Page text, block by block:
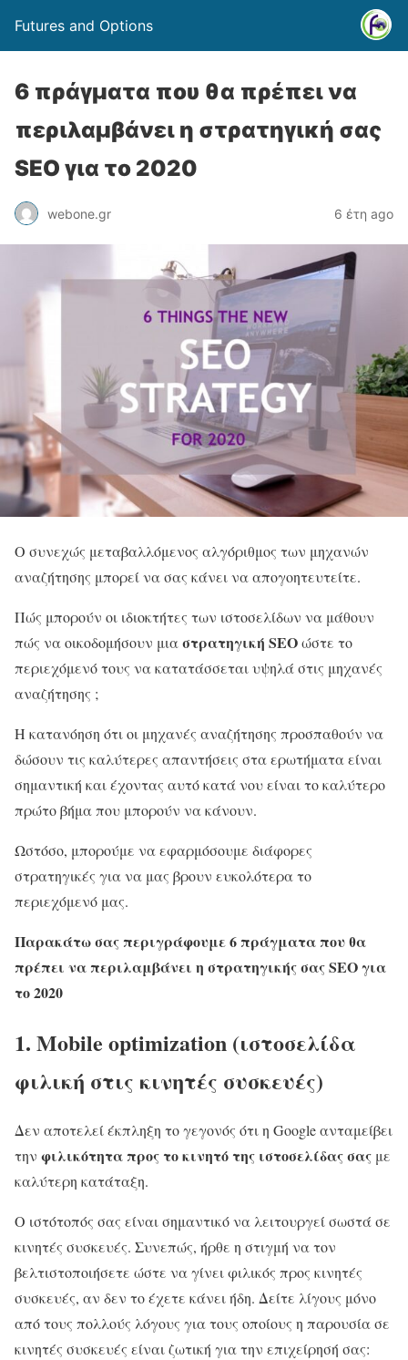
Futures and Options
6 πράγματα που θα πρέπει να
περιλαμβάνει η στρατηγική σας
SEO για το 2020
webone.gr 6 έτη ago
Ο συνεχώς μεταβαλλόμενος αλγόριθμος των μηχανών
αναζήτησης μπορεί να σας κάνει να απογοητευτείτε.
Πώς μπορούν οι ιδιοκτήτες των ιστοσελίδων να μάθουν
πώς να οικοδομήσουν μιαστρατηγική SEOώστε το
περιεχόμενό τους να κατατάσσεται υψηλά στις μηχανές
αναζήτησης ;
Η κατανόηση ότι οι μηχανές αναζήτησης προσπαθούν να
δώσουν τις καλύτερες απαντήσεις στα ερωτήματα είναι
σημαντική και έχοντας αυτό κατά νου είναι το καλύτερο
πρώτο βήμα που μπορούν να κάνουν.
Ωστόσο, μπορούμε να εφαρμόσουμε διάφορες
στρατηγικές για να μας βρουν ευκολότερα το
περιεχόμενό μας.
Παρακάτω σας περιγράφουμε 6 πράγματα που θα
πρέπει να περιλαμβάνει η στρατηγικής σας SEO για
το 2020
1. Mobile optimization (ιστοσελίδα
φιλική στις κινητές συσκευές)
Δεν αποτελεί έκπληξη το γεγονός ότι η Google ανταμείβει
την φιλικότητα προς το κινητό της ιστοσελίδας σας με
καλύτερη κατάταξη.
Ο ιστότοπός σας είναι σημαντικό να λειτουργεί σωστά σε
κινητές συσκευές. Συνεπώς, ήρθε η στιγμή να τον
βελτιστοποιήσετε ώστε να γίνει φιλικός προς κινητές
συσκευές, αν δεν το έχετε κάνει ήδη. Δείτε λίγους μόνο
από τους πολλούς λόγους για τους οποίους η παρουσία σε
κινητές συσκευές είναι ζωτική για την επιχείρησή σας: